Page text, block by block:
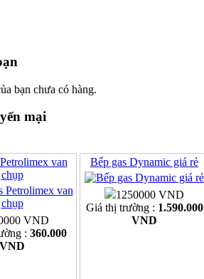
bạn chưa có hàng.
mại
van
chụp
VND
: 360.000
VND
Bếp gas Dynamic giá rẻ
1250000 VND
Giá thị trường : 1.590.000
VND